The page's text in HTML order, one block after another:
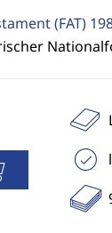
(FAT)